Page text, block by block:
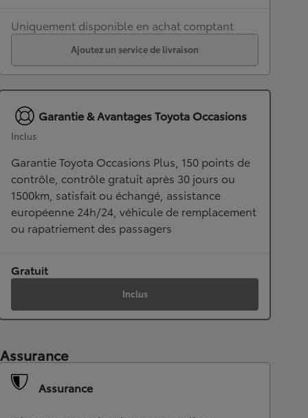
Uniquement disponible en achat comptant
Ajoutez un service de livraison
Garantie & Avantages Toyota Occasions
Inclus
Garantie Toyota Occasions Plus, 150 points de
contrôle, contrôle gratuit après 30 jours ou
1500km, satisfait ou échangé, assistance
européenne 24h/24, véhicule de remplacement
ou rapatriement des passagers
Gratuit
Inclus
Assurance
Assurance